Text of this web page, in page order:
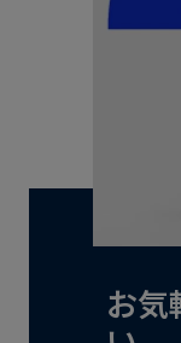
お気